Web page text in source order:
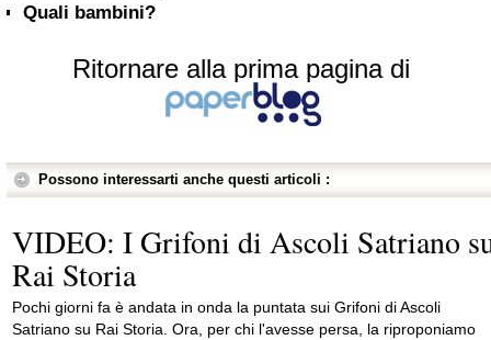
Quali bambini?
Ritornare alla prima pagina di
Possono interessarti anche questi articoli :
VIDEO: I Grifoni di Ascoli Satriano
Rai Storia
Pochi giorni fa è andata in onda la puntata sui Grifoni di Ascoli
Satriano su Rai Storia. Ora, per chi l'avesse persa, la riproponiamo